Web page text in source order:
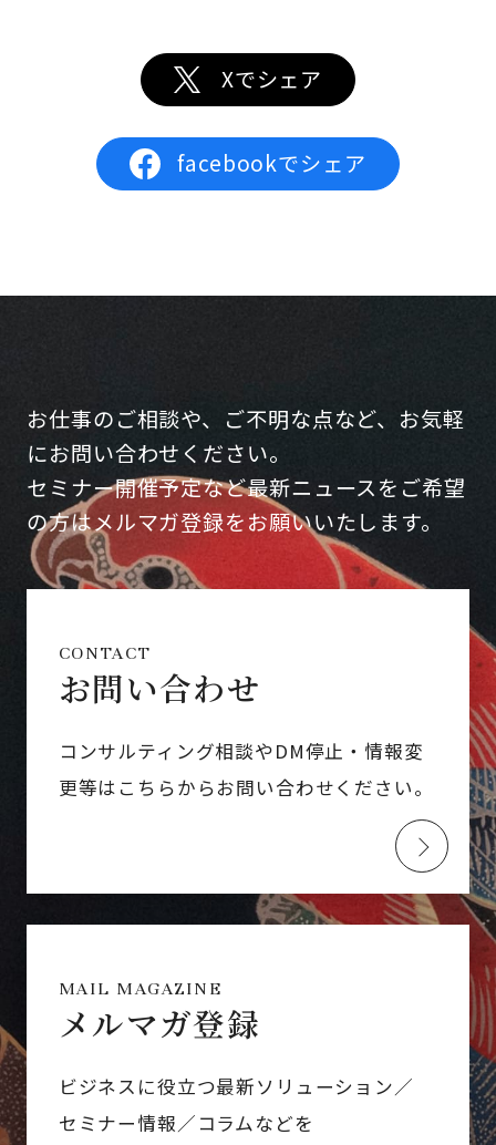
Xでシェア
facebookでシェア
お仕事のご相談や、ご不明な点など、お気軽
にお問い合わせください。
セミナー開催予定など最新ニュースをご希望
の方はメルマガ登録をお願いいたします。
CONTACT
お問い合わせ
コンサルティング相談やDM停止・情報変
更等はこちらからお問い合わせください。
MAIL MAGAZINE
メルマガ登録
ビジネスに役立つ最新ソリューション／
セミナー情報／コラムなどを